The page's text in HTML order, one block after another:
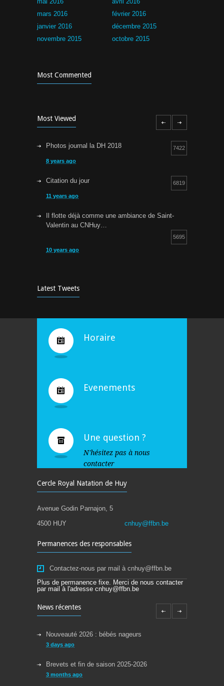
mars 2016
février 2016
janvier 2016
décembre 2015
novembre 2015
octobre 2015
Most Commented
Most Viewed
Photos journal la DH 2018 7422
8 years ago
Citation du jour 6819
11 years ago
Il flotte déjà comme une ambiance de Saint-
Valentin au CNHuy…
5695
10 years ago
9 years ago
10 years ago
Latest Tweets
Horaire
Evenements
Une question ?
N'hésitez pas à nous
contacter
Cercle Royal Natation de Huy
Avenue Godin Parnajon, 5
4500 HUY
cnhuy@ffbn.be
Permanences des responsables
Contactez-nous par mail à cnhuy@ffbn.be
Plus de permanence fixe. Merci de nous contacter
par mail à l'adresse cnhuy@ffbn.be
News récentes
Nouveauté 2026 : bébés nageurs
3 days ago
Brevets et fin de saison 2025-2026
3 months ago